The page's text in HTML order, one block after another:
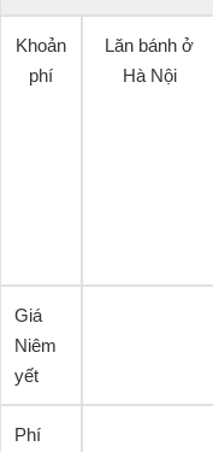
Khoản
phí
Lăn bánh ở
Hà Nội
Giá
Niêm
yết
Phí